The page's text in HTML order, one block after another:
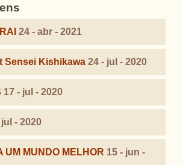
24 - abr - 2021
Sensei Kishikawa 24 - jul - 2020
17 - jul - 2020
jul - 2020
UM MUNDO MELHOR 15 - jun -